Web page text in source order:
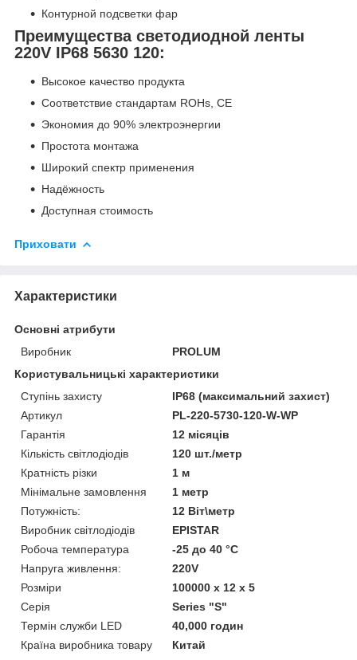
Контурной подсветки фар
Преимущества светодиодной ленты
220V IP68 5630 120:
Высокое качество продукта
Соответствие стандартам ROHs, CE
Экономия до 90% электроэнергии
Простота монтажа
Широкий спектр применения
Надёжность
Доступная стоимость
Приховати
Характеристики
Основні атрибути
Виробник
PROLUM
Користувальницькі характеристики
Ступінь захисту
IP68 (максимальний захист)
Артикул
PL-220-5730-120-W-WP
Гарантія
12 місяців
Кількість світлодіодів
120 шт./метр
Кратність різки
1 м
Мінімальне замовлення
1 метр
Потужність:
12 Віт\метр
Виробник світлодіодів
EPISTAR
Робоча температура
-25 до 40 °C
Напруга живлення:
220V
Розміри
100000 х 12 х 5
Серія
Series "S"
Термін служби LED
40,000 годин
Країна виробника товару
Китай